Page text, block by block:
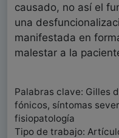
causado, no así el
una
manifestada en
malestar a la
Palabras clave: Gilles
fónicos, síntomas
fisiopatología
Tipo de trabajo: